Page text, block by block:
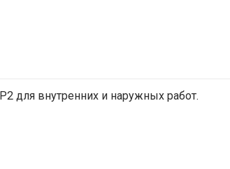
для внутренних и наружных работ.